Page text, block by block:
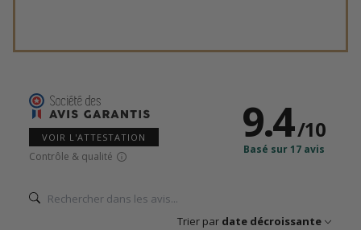
VOIR L'ATTESTATION
Contrôle & qualité
9.4/10
Basé sur 17 avis
Trier par date décroissante